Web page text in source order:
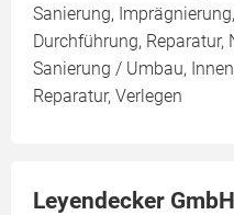
Sanierung,
Durchführung,
Sanierung / Umbau,
Reparatur, Verlegen
Leyendecker GmbH